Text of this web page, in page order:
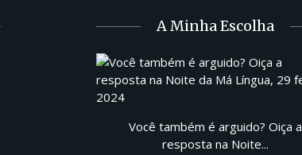
A Minha Escolha
Você também é arguido? Oiça a
resposta na Noite...